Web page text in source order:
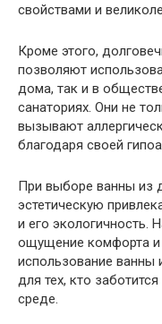
свойствами и
Кроме этого,
позволяют
дома, так и в
санаториях. Они не
вызывают
благодаря своей
При выборе ванны из
эстетическую
и его экологичность.
ощущение комфорта и
использование ванны
для тех, кто
среде.